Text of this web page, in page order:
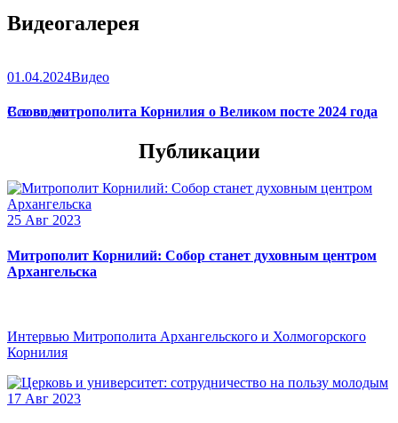
Видеогалерея
01.04.2024Видео
Слово митрополита Корнилия о Великом посте 2024 года
Все видео
Публикации
25 Авг 2023
Митрополит Корнилий: Собор станет духовным центром
Архангельска
Интервью Митрополита Архангельского и Холмогорского
Корнилия
17 Авг 2023